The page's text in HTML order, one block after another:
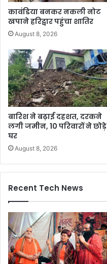
कावंडिया बनकर नकली नोट
खपाने हरिद्वार पहुंचा शातिर
August 8, 2026
बारिश ने बढ़ाई दहशत, दरकने
लगी जमीन, 10 परिवारों ने छोड़े
घर
August 8, 2026
Recent Tech News